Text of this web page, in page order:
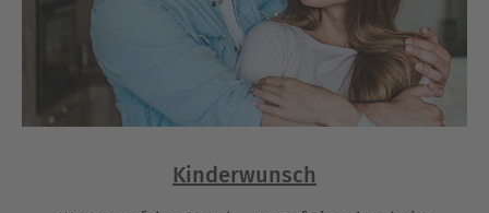
Kinderwunsch